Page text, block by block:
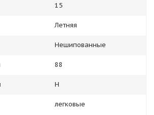
15
Летняя
Нешипованные
88
H
легковые